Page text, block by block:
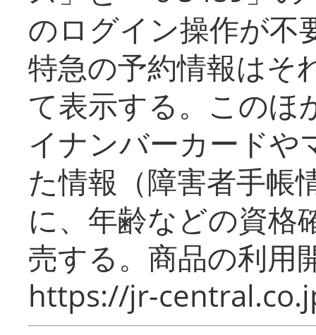
のログイン操作が不
特急の予約情報はそ
て表示する。このほ
イナンバーカードや
た情報（障害者手帳
に、年齢などの資格
売する。商品の利用
https://jr-